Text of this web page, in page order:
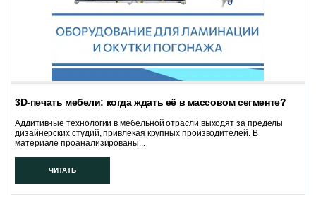
3D-печать мебели: когда ждать её в массовом сегменте?
Аддитивные технологии в мебельной отрасли выходят за пределы
дизайнерских студий, привлекая крупных производителей. В
материале проанализированы...
ЧИТАТЬ